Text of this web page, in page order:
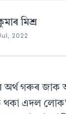
মিশ্ৰ
2022
অৰ্থ গৰুৰ
থকা এদল